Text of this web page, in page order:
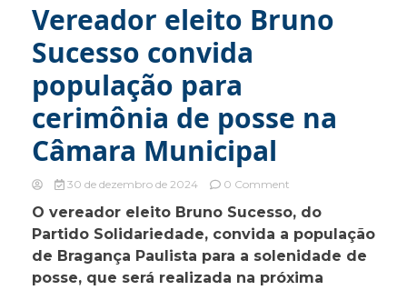
Vereador eleito Bruno
Sucesso convida
população para
cerimônia de posse na
Câmara Municipal
30 de dezembro de 2024 0 Commenton
eleito
Bruno
Sucesso
convida
população
O vereador eleito Bruno Sucesso, do
Partido Solidariedade, convida a população
de Bragança Paulista para a solenidade de
posse, que será realizada na próxima